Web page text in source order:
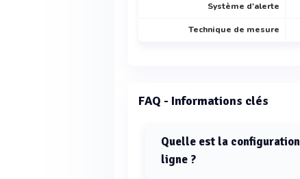
Système d'alerte
Technique de mesure
FAQ - Informations clés
Quelle est la
ligne ?